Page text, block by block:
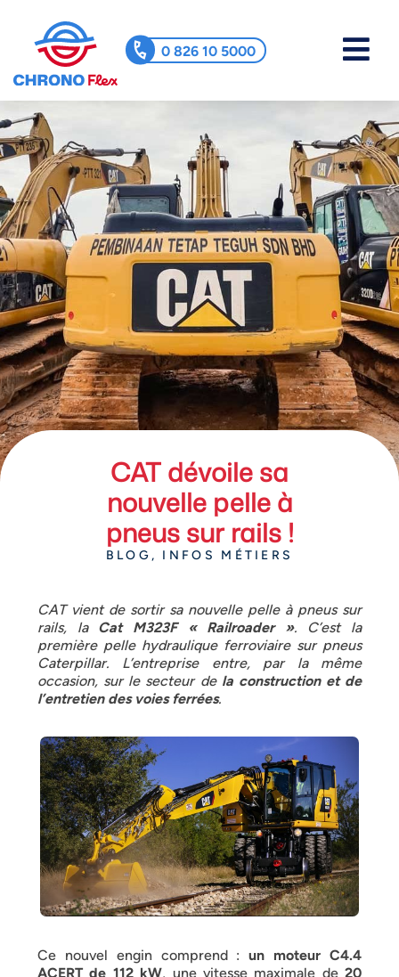
0 826 10 5000
CAT dévoile sa
nouvelle pelle à
pneus sur rails !
BLOG , INFOS MÉTIERS
CAT vient de sortir sa nouvelle pelle à pneus sur
rails, la Cat M323F « Railroader ». C’est la
première pelle hydraulique ferroviaire sur pneus
Caterpillar. L’entreprise entre, par la même
occasion, sur le secteur de la construction et de
l’entretien des voies ferrées.
Ce nouvel engin comprend :un moteur C4.4
ACERT de 112 kW, une vitesse maximale de 20